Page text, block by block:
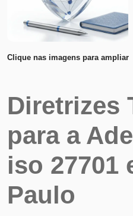
Clique nas imagens para ampliar
Diretrizes
para a
iso 27701
Paulo